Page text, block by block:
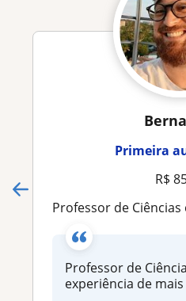
Primeira
R$
Professor de Ciências e Biologia,
Professor de
experiência de